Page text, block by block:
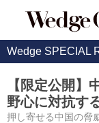
Wedge SPECIAL
【限定公開】
野心に対抗す
押し寄せる中国の脅